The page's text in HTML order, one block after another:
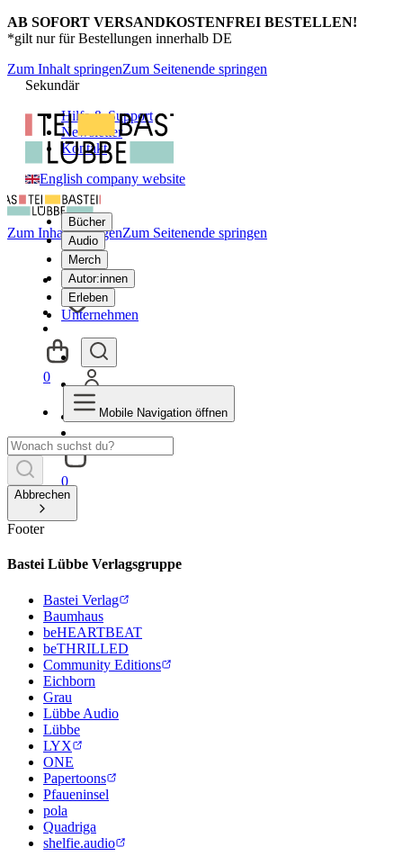
AB SOFORT VERSANDKOSTENFREI BESTELLEN!
*gilt nur für Bestellungen innerhalb DE
Zum Inhalt springenZum Seitenende springen
Sekundär
Hilfe & Support
Newsletter
Kontakt
English company website
Bücher
Audio
Merch
Autor:innen
Erleben
Unternehmen
0
Zum Inhalt springenZum Seitenende springen
0
Mobile Navigation öffnen
Abbrechen
Footer
Bastei Lübbe Verlagsgruppe
Bastei Verlag
Baumhaus
beHEARTBEAT
beTHRILLED
Community Editions
Eichborn
Grau
Lübbe Audio
Lübbe
LYX
ONE
Papertoons
Pfaueninsel
pola
Quadriga
shelfie.audio